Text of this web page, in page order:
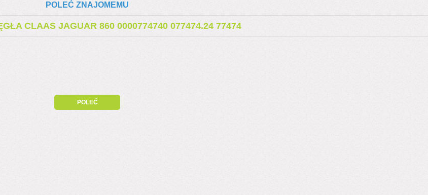
POLEĆ ZNAJOMEMU
CLAAS JAGUAR 860 0000774740 077474.24 77474